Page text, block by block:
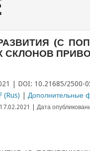
(С
СКЛОНОВ
| DOI: 10.21685/2500-
(Rus) Дополнительные
| Дата